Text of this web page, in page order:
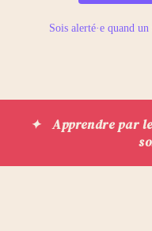
Sois alerté·e quand
✦ Apprendre par le